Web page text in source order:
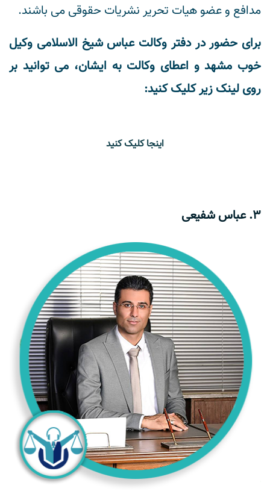
مدافع و عضو هیات تحریر نشریات حقوقی می باشند.
برای حضور در دفتر وکالت عباس شیخ الاسلامی وکیل
خوب مشهد و اعطای وکالت به ایشان، می توانید بر
روی لینک زیر کلیک کنید:
اینجا کلیک کنید
3. عباس شفیعی